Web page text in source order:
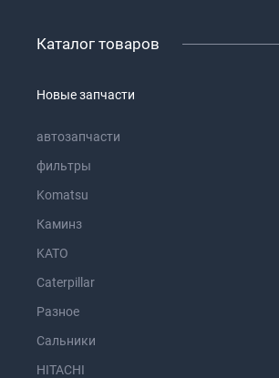
Каталог товаров
Новые запчасти
автозапчасти
фильтры
Komatsu
Каминз
KATO
Caterpillar
Разное
Сальники
HITACHI